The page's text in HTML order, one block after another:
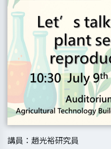
講員：趙光裕研究員